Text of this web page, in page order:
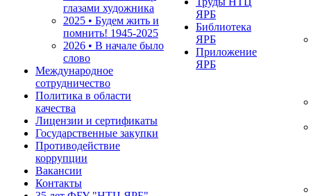
глазами художника
2025 • Будем жить и
помнить! 1945-2025
2026 • В начале было
слово
Международное
сотрудничество
Политика в области
качества
Лицензии и сертификаты
Государственные закупки
Противодействие
коррупции
Вакансии
Контакты
ЯРБ
Библиотека
ЯРБ
Приложение
ЯРБ